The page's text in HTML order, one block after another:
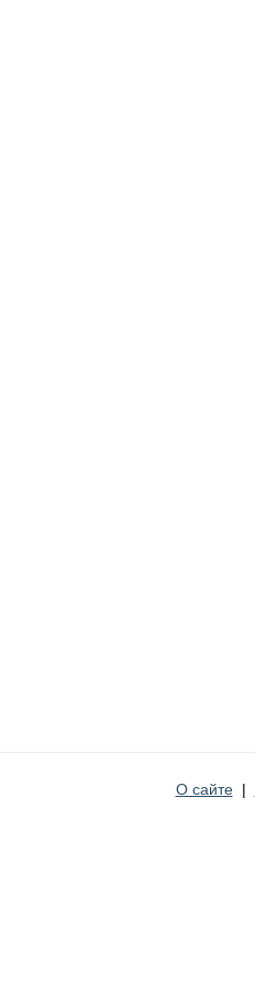
О сайте|